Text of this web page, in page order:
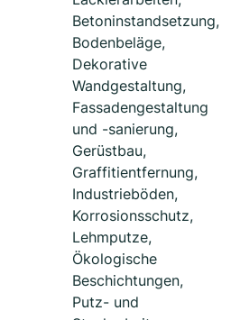
Betoninstandsetzung,
Bodenbeläge,
Dekorative
Wandgestaltung,
Fassadengestaltung
und -sanierung,
Gerüstbau,
Graffitientfernung,
Industrieböden,
Korrosionsschutz,
Lehmputze,
Ökologische
Beschichtungen,
Putz- und